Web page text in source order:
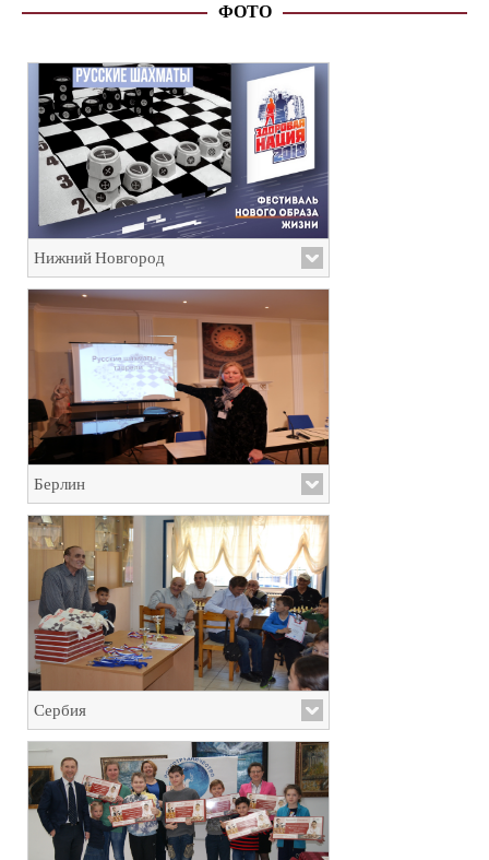
ФОТО
Нижний Новгород
Берлин
Сербия